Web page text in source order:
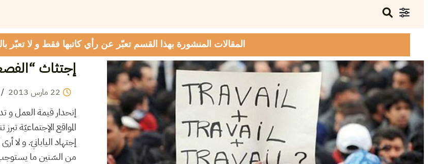
المقالات المنشورة بهذا القسم تعبّر عن رأي كاتبها فقط و لا تعبّر
إجتثاث
22 مارس 2013
/
إنحدار قيمة العمل و
المواقع الإجتماعيّة
إجتهاد اليابانيّ. و
من السّنين ما